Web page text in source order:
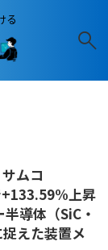
る
ムコ
+133.59%上昇
導体（SiC・
えた装置メ